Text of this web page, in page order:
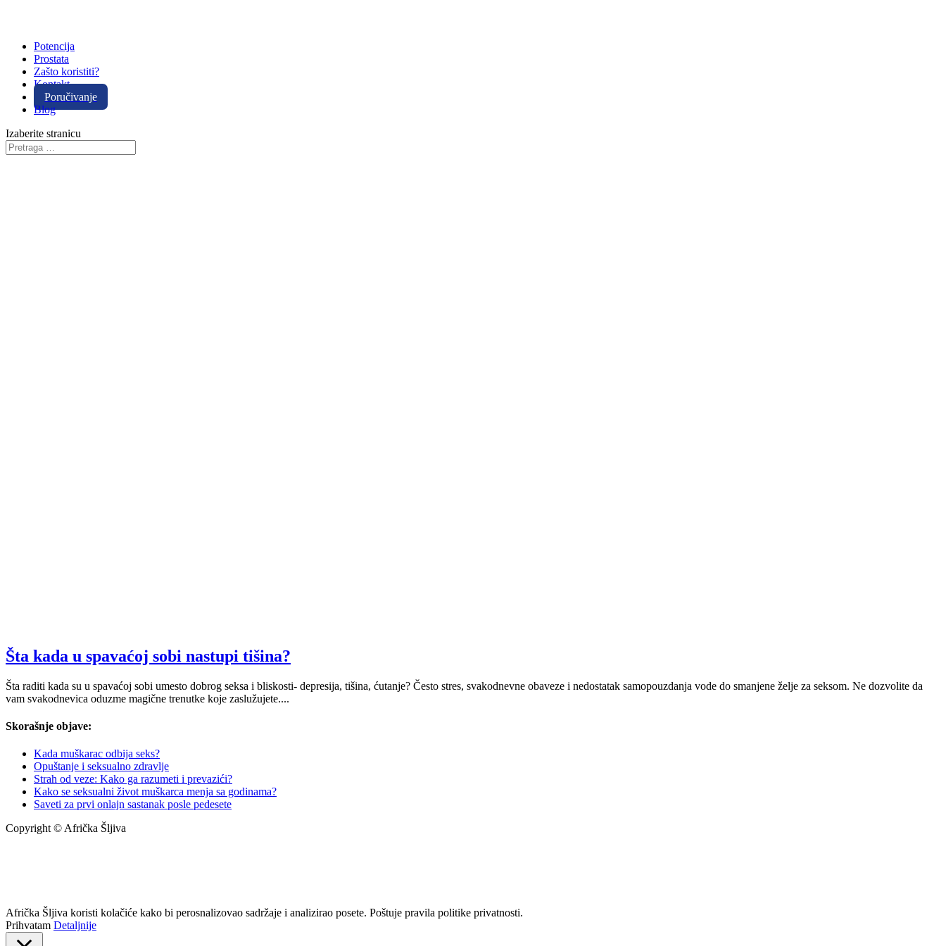
Potencija
Prostata
Zašto koristiti?
Kontakt
Poručivanje
Blog
Izaberite stranicu
Šta kada u spavaćoj sobi nastupi tišina?
Šta raditi kada su u spavaćoj sobi umesto dobrog seksa i bliskosti- depresija, tišina, ćutanje? Često stres, svakodnevne obaveze i nedostatak samopouzdanja vode do smanjene želje za seksom. Ne dozvolite da
vam svakodnevica oduzme magične trenutke koje zaslužujete....
Skorašnje objave:
Kada muškarac odbija seks?
Opuštanje i seksualno zdravlje
Strah od veze: Kako ga razumeti i prevazići?
Kako se seksualni život muškarca menja sa godinama?
Saveti za prvi onlajn sastanak posle pedesete
Copyright © Afrička Šljiva
Afrička Šljiva koristi kolačiće kako bi perosnalizovao sadržaje i analizirao posete. Poštuje pravila politike privatnosti.
Prihvatam Detaljnije